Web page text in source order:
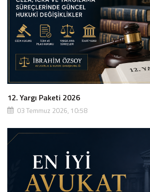
12. Yargı Paketi 2026
03 Temmuz 2026, 10:58